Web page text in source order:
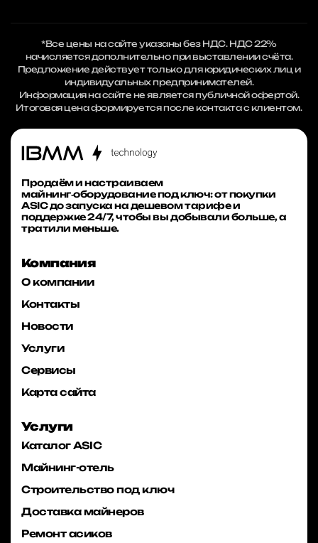
*Все цены на сайте указаны без НДС. НДС 22%
начисляется дополнительно при выставлении счёта.
Предложение действует только для юридических лиц и
индивидуальных предпринимателей.
Информация на сайте не является публичной офертой.
Итоговая цена формируется после контакта с клиентом.
Продаём и настраиваем
майнинг‑оборудование под ключ: от покупки
ASIC до запуска на дешевом тарифе и
поддержке 24/7, чтобы вы добывали больше, а
тратили меньше.
Компания
О компании
Контакты
Новости
Услуги
Сервисы
Карта сайта
Услуги
Каталог ASIC
Майнинг-отель
Строительство под ключ
Доставка майнеров
Ремонт асиков